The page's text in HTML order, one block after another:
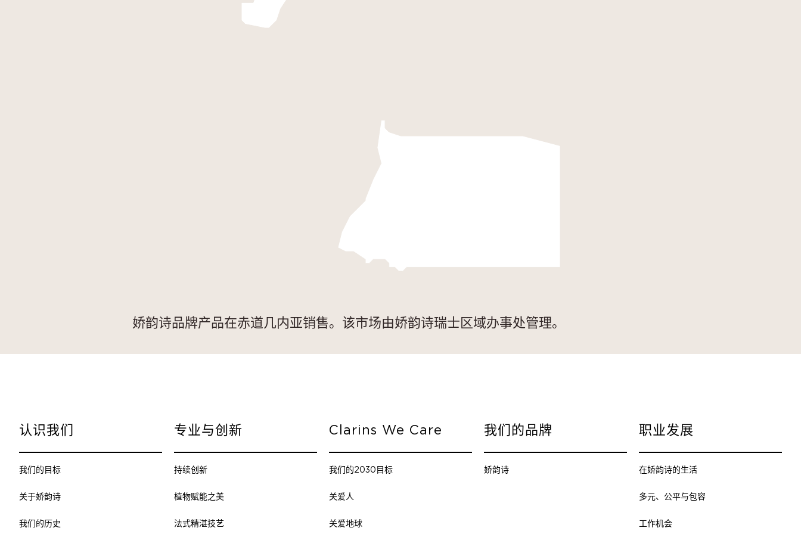
娇韵诗品牌产品在赤道几内亚销售。该市场由娇韵诗瑞士区域办事处管理。
认识我们
我们的目标
关于娇韵诗
我们的历史
专业与创新
持续创新
植物赋能之美
法式精湛技艺
Clarins We Care
我们的2030目标
关爱人
关爱地球
我们的品牌
娇韵诗
职业发展
在娇韵诗的生活
多元、公平与包容
工作机会